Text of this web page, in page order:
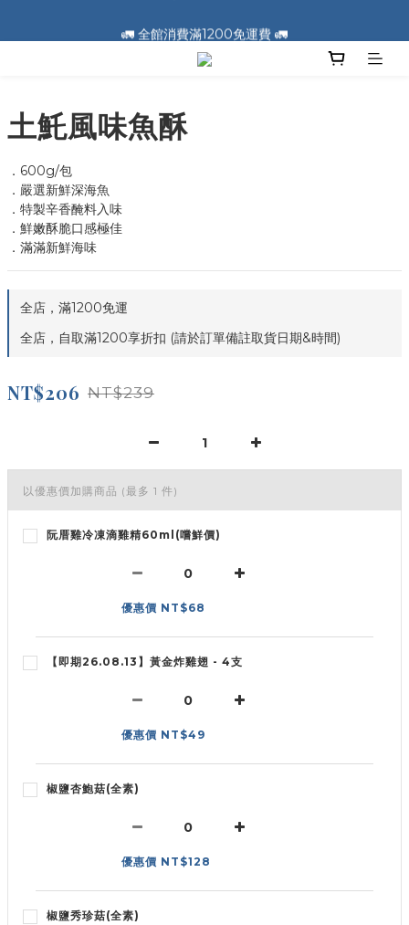
📣 加入會員送100元購物金 📣
土魠風味魚酥
．600g/包
．嚴選新鮮深海魚
．特製辛香醃料入味
．鮮嫩酥脆口感極佳
．滿滿新鮮海味
全店，滿1200免運
全店，自取滿1200享折扣 (請於訂單備註取貨日期&時間)
NT$206 NT$239
以優惠價加購商品 (最多 1 件)
阮厝雞冷凍滴雞精60ml(嚐鮮價)
優惠價 NT$68
【即期26.08.13】黃金炸雞翅 - 4支
優惠價 NT$49
椒鹽杏鮑菇(全素)
優惠價 NT$128
椒鹽秀珍菇(全素)